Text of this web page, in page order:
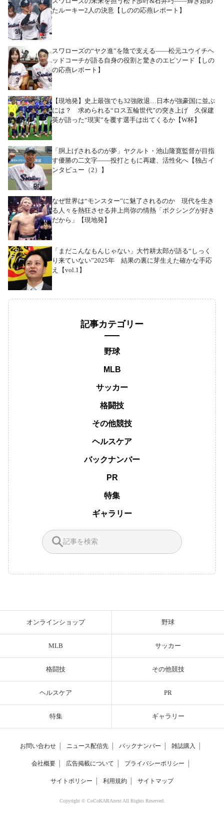
たルーキー2人の決意【しのの応燕レポート】
スワローズの“ヤク進”を陰で支える――松元ユウイチヘ
ッドコーチが語る自身の役割と驚きのエピソード【しの
の応燕レポート】
【現地発】史上最強でも32強敗退…日本が強豪国に並ぶ
には？ 求められる“ロス五輪世代”の突き上げ 久保建
英が語った“現実”を覆す選手は出てくるか【W杯】
「胴上げされるのが夢」ヤクルト・池山隆寛監督が目指
す優勝の二文字――投打ともに再建、活性化へ【独占イ
ンタビュー（2）】
なぜ世界は“モンスター”に魅了されるのか 現代を生き
る人々を熱狂させる井上尚弥の情熱「ボクシングが好き
だから」【現地発】
「まだこんなもんじゃない」大竹耕太郎が語る“しっく
り来ていない”2025年 結果の裏に芽生えた確かな手応
え【vol.1】
記事カテゴリー
野球
MLB
サッカー
格闘技
その他競技
ヘルスケア
バックナンバー
PR
特集
ギャラリー
オンラインショップ 野球
MLB サッカー
格闘技 その他競技
ヘルスケア PR
特集 ギャラリー
お問い合わせ ニュース配信先 バックナンバー 雑誌購入
会社概要 広告掲載について プライバシーポリシー
サイトポリシー 利用規約 サイトマップ
Copyright © CoCoKARAnext All Rights Reserved.